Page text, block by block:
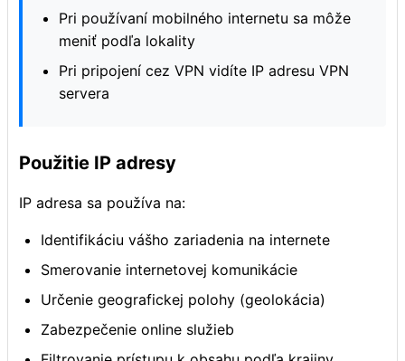
Pri používaní mobilného internetu sa môže
meniť podľa lokality
Pri pripojení cez VPN vidíte IP adresu VPN
servera
Použitie IP adresy
IP adresa sa používa na:
Identifikáciu vášho zariadenia na internete
Smerovanie internetovej komunikácie
Určenie geografickej polohy (geolokácia)
Zabezpečenie online služieb